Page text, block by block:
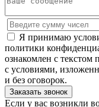
Я принимаю
политики
ознакомлен с текстом
с условиями,
и без оговорок.
Если у вас возникли